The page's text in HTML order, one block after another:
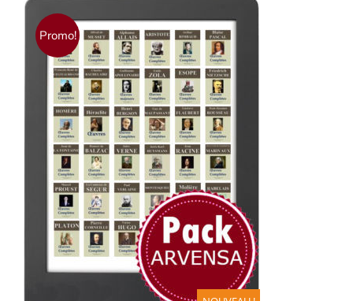
Promo!
AJOUTER AU PANIER / DÉTAILS